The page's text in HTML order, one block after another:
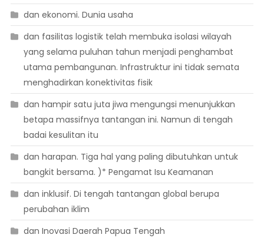
dan ekonomi. Dunia usaha
dan fasilitas logistik telah membuka isolasi wilayah
yang selama puluhan tahun menjadi penghambat
utama pembangunan. Infrastruktur ini tidak semata
menghadirkan konektivitas fisik
dan hampir satu juta jiwa mengungsi menunjukkan
betapa massifnya tantangan ini. Namun di tengah
badai kesulitan itu
dan harapan. Tiga hal yang paling dibutuhkan untuk
bangkit bersama. )* Pengamat Isu Keamanan
dan inklusif. Di tengah tantangan global berupa
perubahan iklim
dan Inovasi Daerah Papua Tengah